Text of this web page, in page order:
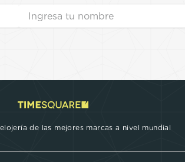
de las mejores marcas a nivel mundial